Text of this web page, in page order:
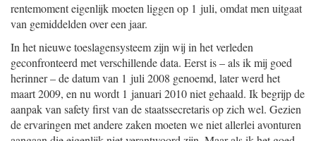
rentemoment eigenlijk moeten liggen op 1 juli, omdat men uitgaat
van gemiddelden over een jaar.
In het nieuwe toeslagensysteem zijn wij in het verleden
geconfronteerd met verschillende data. Eerst is – als ik mij goed
herinner – de datum van 1 juli 2008 genoemd, later werd het
maart 2009, en nu wordt 1 januari 2010 niet gehaald. Ik begrijp de
aanpak van safety first van de staatssecretaris op zich wel. Gezien
de ervaringen met andere zaken moeten we niet allerlei avonturen